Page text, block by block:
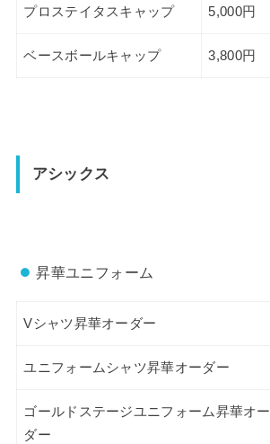
プロステイタスキャップ 5,000円
ベースボールキャップ 3,800円
アシックス
昇華ユニフォーム
Vシャツ昇華オーダー
ユニフォームシャツ昇華オーダー
ゴールドステージユニフォーム昇華オー
ダー